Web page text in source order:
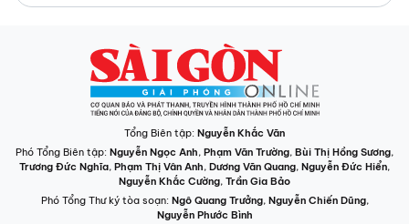
Tổng Biên tập: Nguyễn Khắc Văn
Phó Tổng Biên tập: Nguyễn Ngọc Anh, Phạm Văn Trường, Bùi Thị Hồng Sương,
Trương Đức Nghĩa, Phạm Thị Vân Anh, Dương Văn Quang, Nguyễn Đức Hiển,
Nguyễn Khắc Cường, Trần Gia Bảo
Phó Tổng Thư ký tòa soạn: Ngô Quang Trưởng, Nguyễn Chiến Dũng,
Nguyễn Phước Bình